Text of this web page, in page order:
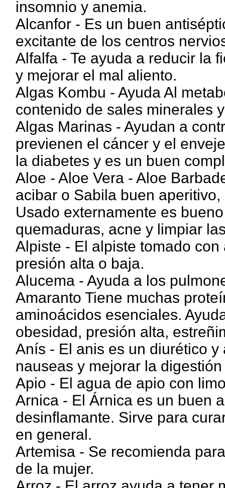
insomnio y anemia.
Alcanfor - Es un buen
excitante de los centros
Alfalfa - Te ayuda a reducir la
y mejorar el mal aliento.
Algas Kombu - Ayuda Al
contenido de sales minerales
Algas Marinas - Ayudan a
previenen el cáncer y el
la diabetes y es un buen
Aloe - Aloe Vera - Aloe
acibar o Sabila buen
Usado externamente es
quemaduras, acne y limpiar
Alpiste - El alpiste tomado
presión alta o baja.
Alucema - Ayuda a los
Amaranto Tiene muchas
aminoácidos esenciales.
obesidad, presión alta,
Anís - El anis es un diurético
nauseas y mejorar la
Apio - El agua de apio con
Arnica - El Árnica es un buen
desinflamante. Sirve para
en general.
Artemisa - Se recomienda
de la mujer.